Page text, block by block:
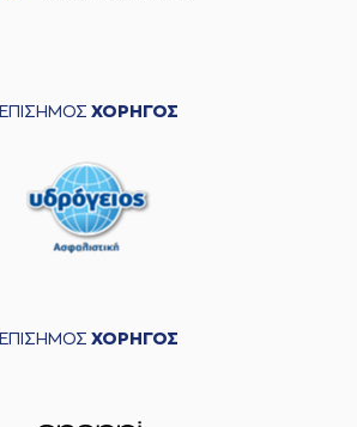
ΕΠΙΣΗΜΟΣ ΧΟΡΗΓΟΣ
ΕΠΙΣΗΜΟΣ ΧΟΡΗΓΟΣ